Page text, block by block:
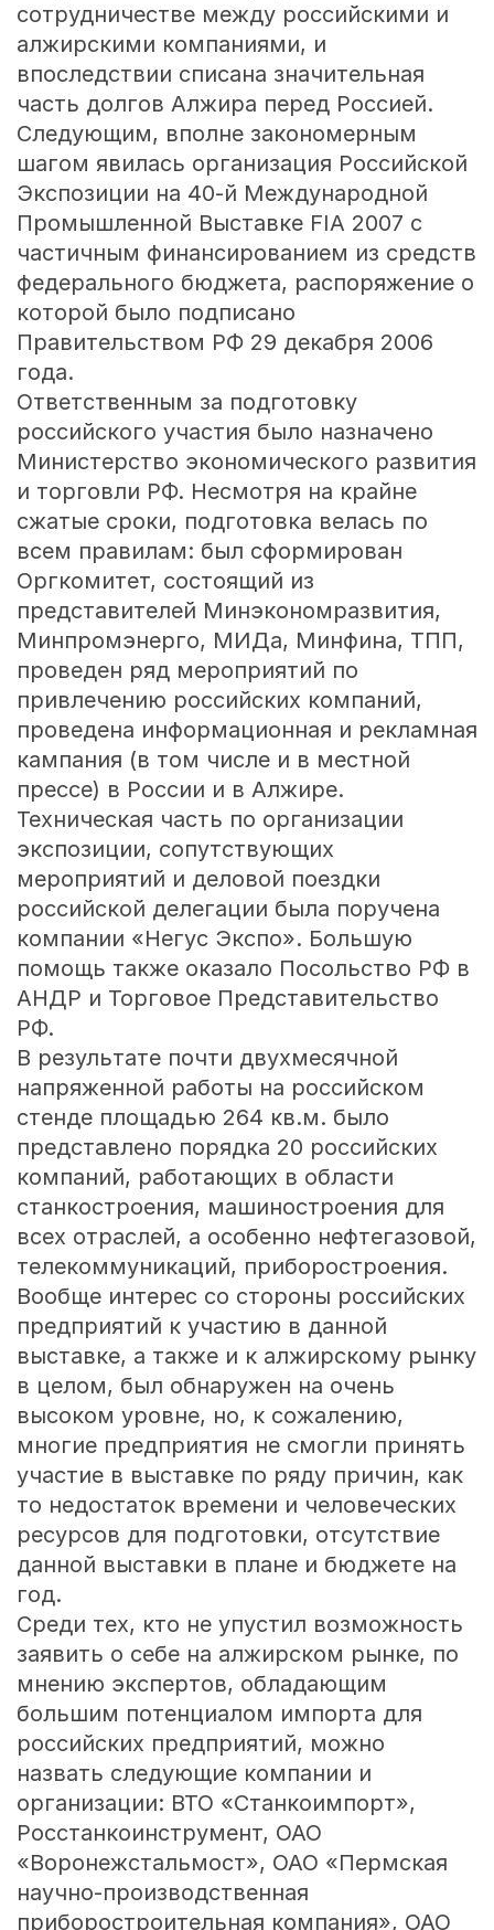
сотрудничестве между российскими и
алжирскими компаниями, и
впоследствии списана значительная
часть долгов Алжира перед Россией.
Следующим, вполне закономерным
шагом явилась организация Российской
Экспозиции на 40-й Международной
Промышленной Выставке FIA 2007 с
частичным финансированием из средств
федерального бюджета, распоряжение о
которой было подписано
Правительством РФ 29 декабря 2006
года.
Ответственным за подготовку
российского участия было назначено
Министерство экономического развития
и торговли РФ. Несмотря на крайне
сжатые сроки, подготовка велась по
всем правилам: был сформирован
Оргкомитет, состоящий из
представителей Минэкономразвития,
Минпромэнерго, МИДа, Минфина, ТПП,
проведен ряд мероприятий по
привлечению российских компаний,
проведена информационная и рекламная
кампания (в том числе и в местной
прессе) в России и в Алжире.
Техническая часть по организации
экспозиции, сопутствующих
мероприятий и деловой поездки
российской делегации была поручена
компании «Негус Экспо». Большую
помощь также оказало Посольство РФ в
АНДР и Торговое Представительство
РФ.
В результате почти двухмесячной
напряженной работы на российском
стенде площадью 264 кв.м. было
представлено порядка 20 российских
компаний, работающих в области
станкостроения, машиностроения для
всех отраслей, а особенно нефтегазовой,
телекоммуникаций, приборостроения.
Вообще интерес со стороны российских
предприятий к участию в данной
выставке, а также и к алжирскому рынку
в целом, был обнаружен на очень
высоком уровне, но, к сожалению,
многие предприятия не смогли принять
участие в выставке по ряду причин, как
то недостаток времени и человеческих
ресурсов для подготовки, отсутствие
данной выставки в плане и бюджете на
год.
Среди тех, кто не упустил возможность
заявить о себе на алжирском рынке, по
мнению экспертов, обладающим
большим потенциалом импорта для
российских предприятий, можно
назвать следующие компании и
организации: ВТО «Станкоимпорт»,
Росстанкоинструмент, ОАО
«Воронежстальмост», ОАО «Пермская
научно-производственная
приборостроительная компания», ОАО